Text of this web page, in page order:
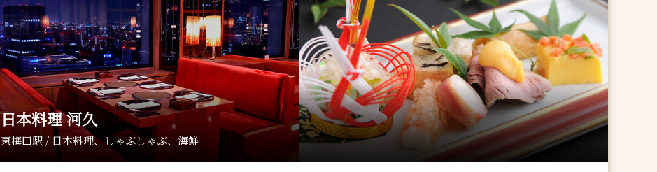
日本料理 河久
東梅田駅 / 日本料理、しゃぶしゃぶ、海鮮